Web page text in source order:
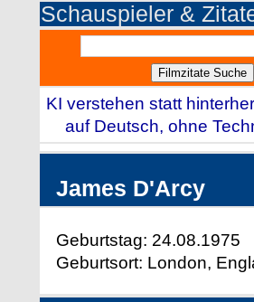
Schauspieler &
KI verstehen statt
auf Deutsch, ohne
James D'Arcy
Geburtstag: 24.08.1975
Geburtsort: London,